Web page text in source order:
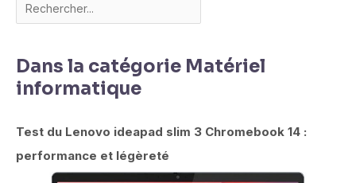
Dans la catégorie Matériel
informatique
Test du Lenovo ideapad slim 3 Chromebook 14 :
performance et légèreté